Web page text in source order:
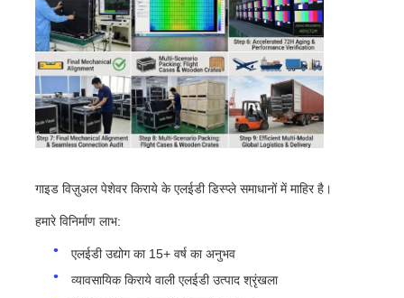
गाइड विज़ुअल पेशेवर किराये के एलईडी डिस्प्ले समाधानों में माहिर है।
हमारे विनिर्माण लाभ:
एलईडी उद्योग का 15+ वर्ष का अनुभव
व्यावसायिक किराये वाली एलईडी उत्पाद श्रृंखला